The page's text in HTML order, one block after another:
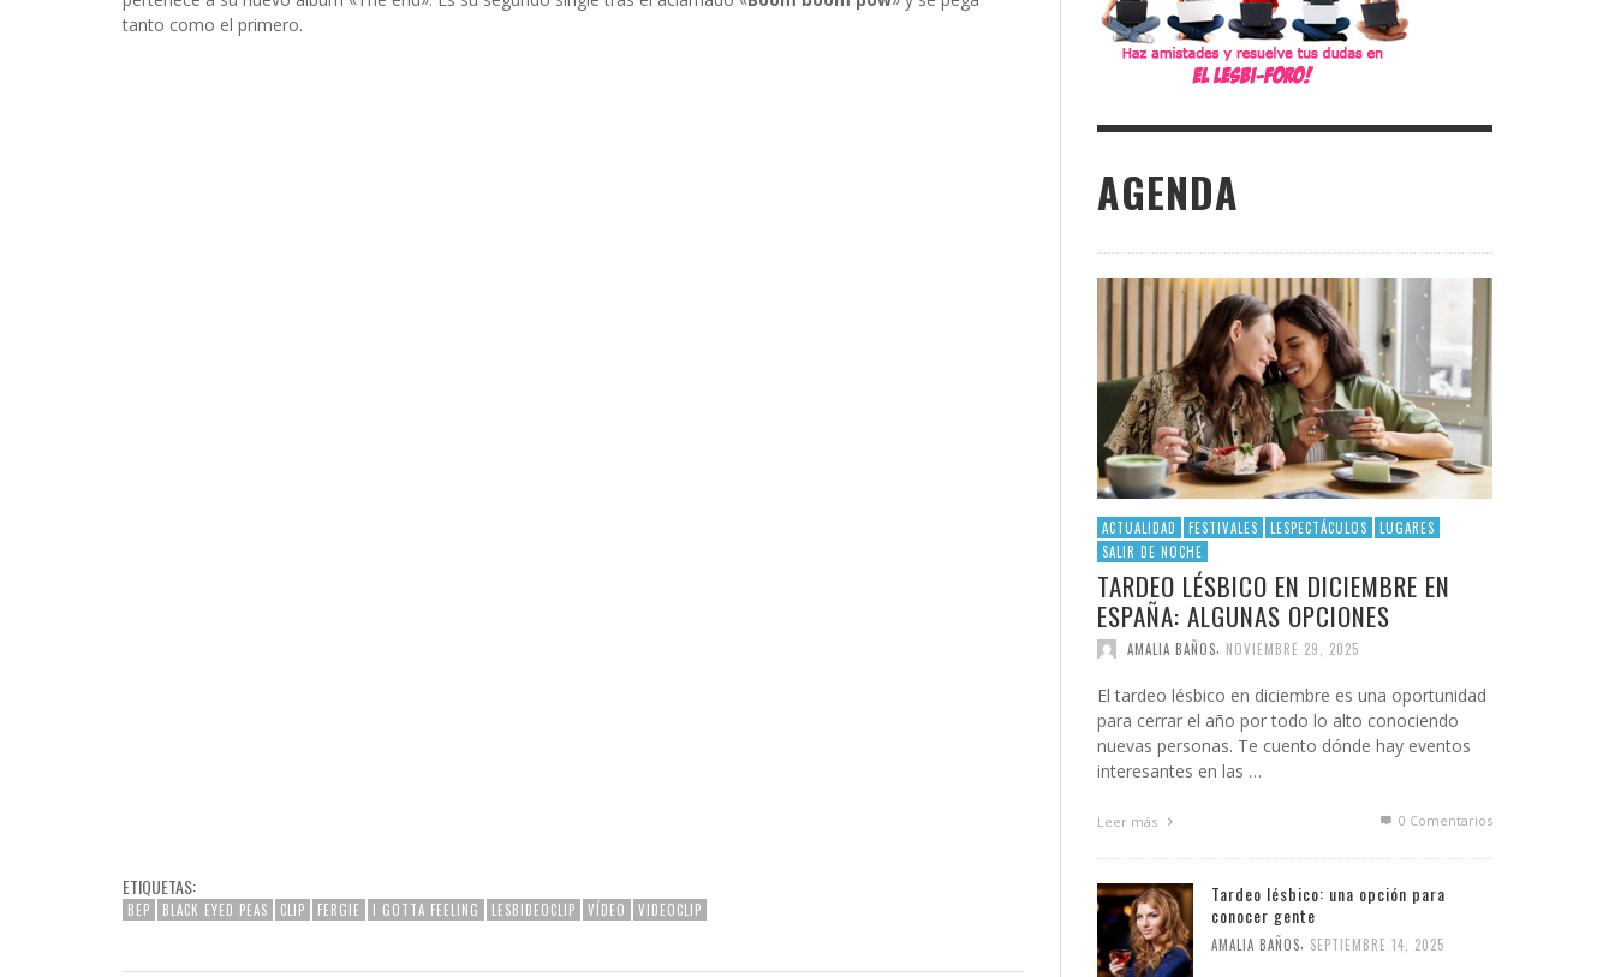
tanto como el primero.
ETIQUETAS:
BEP BLACK EYED PEAS CLIP FERGIE I GOTTA FEELING LESBIDEOCLIP VÍDEO VIDEOCLIP
AGENDA
ACTUALIDAD FESTIVALES LESPECTÁCULOS
LUGARES
SALIR DE NOCHE
TARDEO LÉSBICO EN DICIEMBRE EN
ESPAÑA: ALGUNAS OPCIONES
AMALIA BAÑOS, NOVIEMBRE 29, 2025
El tardeo lésbico en diciembre es una oportunidad
para cerrar el año por todo lo alto conociendo
nuevas personas. Te cuento dónde hay eventos
interesantes en las …
Leer más 0 Comentarios
Tardeo lésbico: una opción para
conocer gente
AMALIA BAÑOS SEPTIEMBRE 14, 2025